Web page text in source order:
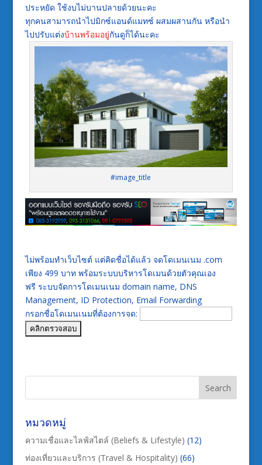
ประหยัด ใช้งบไม่บานปลายด้วยนะคะ
ทุกคนสามารถนำไปมิกซ์แอนด์แมทซ์ ผสมผสานกัน หรือนำ
ไปปรับแต่งบ้านพร้อมอยู่กันดูก็ได้นะคะ
#image_title
ไม่พร้อมทำเว็บไซต์ แต่คิดชื่อได้แล้ว จดโดเมนเนม .com
เพียง 499 บาท พร้อมระบบบริหารโดเมนด้วยตัวคุณเอง
ฟรี ระบบจัดการโดเมนเนม domain name, DNS
Management, ID Protection, Email Forwarding
กรอกชื่อโดเมนเนมที่ต้องการจด:
หมวดหมู่
ความเชื่อและไลฟ์สไตล์ (Beliefs & Lifestyle) (12)
ท่องเที่ยวและบริการ (Travel & Hospitality) (66)